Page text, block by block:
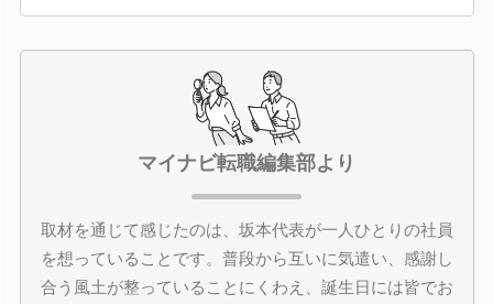
マイナビ転職編集部より
取材を通じて感じたのは、坂本代表が一人ひとりの社員
を想っていることです。普段から互いに気遣い、感謝し
合う風土が整っていることにくわえ、誕生日には皆でお